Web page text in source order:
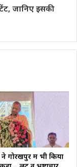
जानिए इसकी
ने गोरखपुर में भी किया